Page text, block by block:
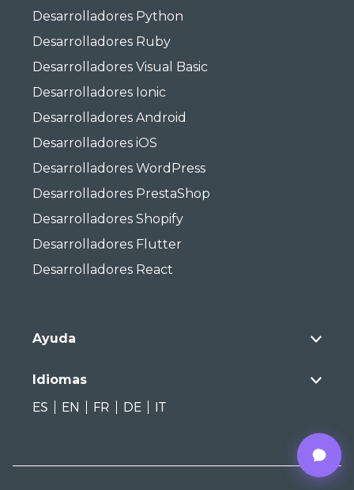
Desarrolladores Python
Desarrolladores Ruby
Desarrolladores Visual Basic
Desarrolladores Ionic
Desarrolladores Android
Desarrolladores iOS
Desarrolladores WordPress
Desarrolladores PrestaShop
Desarrolladores Shopify
Desarrolladores Flutter
Desarrolladores React
Ayuda
Idiomas
ES
EN FR DE IT